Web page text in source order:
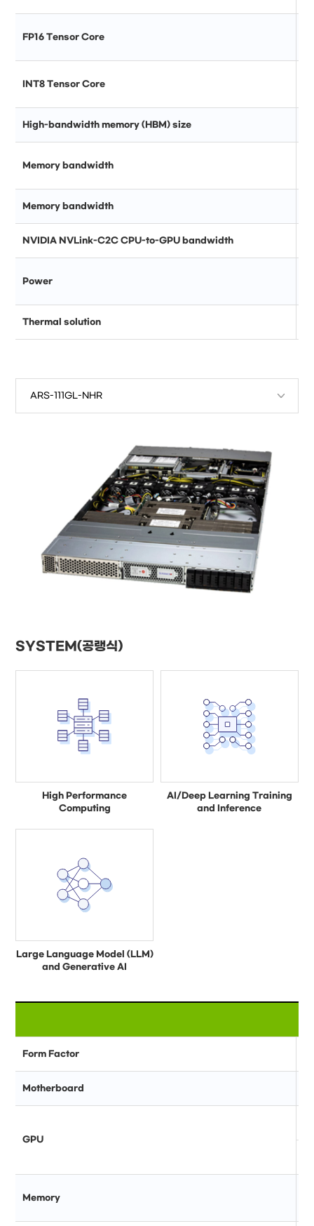
FP16 Tensor Core
INT8 Tensor Core
High-bandwidth memory (HBM) size
Memory bandwidth
Memory bandwidth
NVIDIA NVLink-C2C CPU-to-GPU bandwidth
Power
Thermal solution
SYSTEM(공랭식)
High Performance
Computing
AI/Deep Learning Training
and Inference
Large Language Model (LLM)
and Generative AI
Form Factor
Motherboard
GPU
Memory